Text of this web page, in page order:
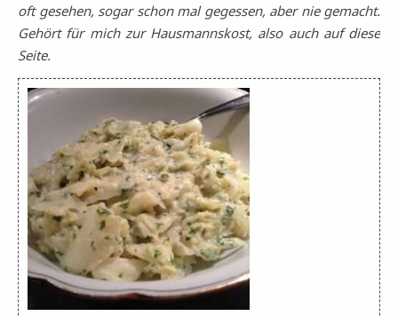
oft gesehen, sogar schon mal gegessen, aber nie gemacht.
Gehört für mich zur Hausmannskost, also auch auf diese
Seite.